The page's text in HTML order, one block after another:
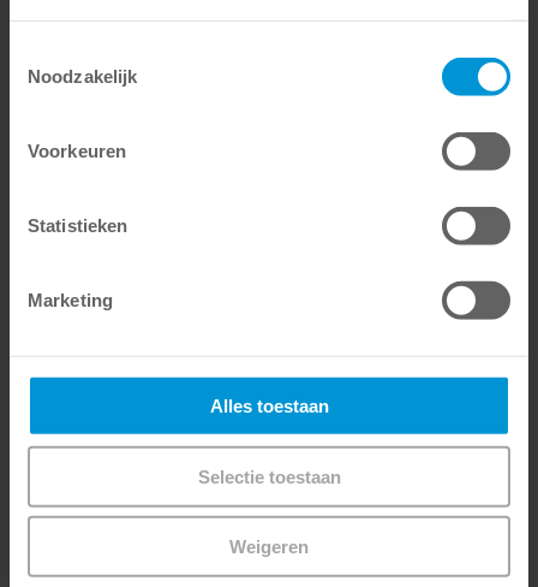
Noodzakelijk
Voorkeuren
Statistieken
Marketing
Alles toestaan
Selectie toestaan
Weigeren
vertegenwoordigd zijn op de Dental Expo
in de stand van onze handelspartner
dagelijkse praktijk.